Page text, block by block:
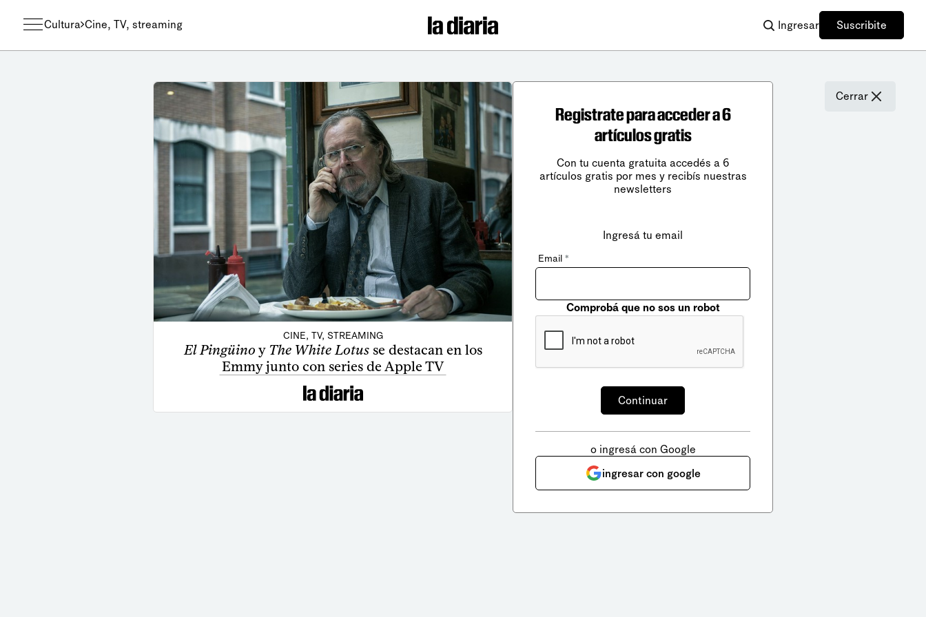
Cultura Cine, TV, streaming Ingresar Suscribite
CINE, TV, STREAMING
El Pingüino y The White Lotusse destacan en los
Emmy junto con series de Apple TV
Cerrar
Registrate para acceder a 6
artículos gratis
Con tu cuenta gratuita accedés a 6
artículos gratis por mes y recibís nuestras
newsletters
Ingresá tu email
Email *
Comprobá que no sos un robot
o ingresá con Google
ingresar con google